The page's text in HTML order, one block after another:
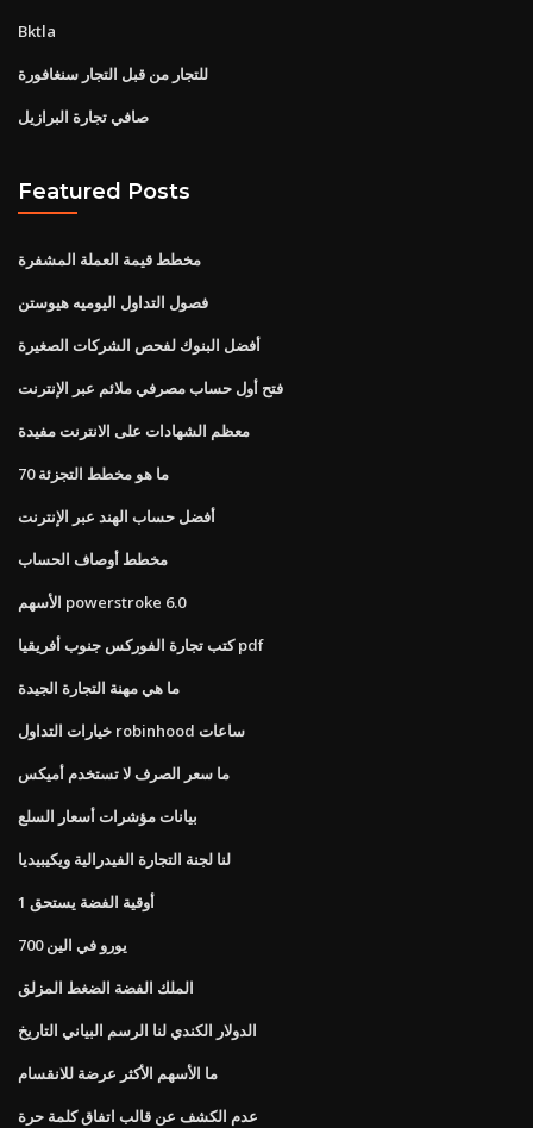
Bktla
للتجار من قبل التجار سنغافورة
صافي تجارة البرازيل
Featured Posts
مخطط قيمة العملة المشفرة
فصول التداول اليوميه هيوستن
أفضل البنوك لفحص الشركات الصغيرة
فتح أول حساب مصرفي ملائم عبر الإنترنت
معظم الشهادات على الانترنت مفيدة
ما هو مخطط التجزئة 70
أفضل حساب الهند عبر الإنترنت
مخطط أوصاف الحساب
الأسهم powerstroke 6.0
كتب تجارة الفوركس جنوب أفريقيا pdf
ما هي مهنة التجارة الجيدة
خيارات التداول robinhood ساعات
ما سعر الصرف لا تستخدم أميكس
بيانات مؤشرات أسعار السلع
لنا لجنة التجارة الفيدرالية ويكيبيديا
1 أوقية الفضة يستحق
700 يورو في الين
الملك الفضة الضغط المزلق
الدولار الكندي لنا الرسم البياني التاريخ
ما الأسهم الأكثر عرضة للانقسام
عدم الكشف عن قالب اتفاق كلمة حرة